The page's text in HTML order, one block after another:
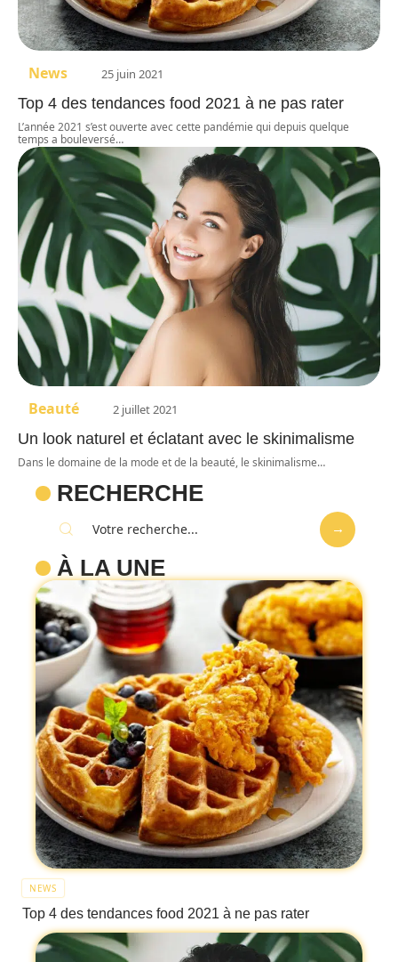
News 25 juin 2021
Top 4 des tendances food 2021 à ne pas rater
L’année 2021 s’est ouverte avec cette pandémie qui depuis quelque
temps a bouleversé…
Beauté 2 juillet 2021
Un look naturel et éclatant avec le skinimalisme
Dans le domaine de la mode et de la beauté, le skinimalisme…
RECHERCHE
À LA UNE
NEWS
Top 4 des tendances food 2021 à ne pas rater